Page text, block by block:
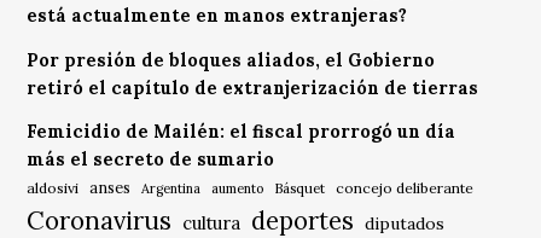
está actualmente en manos extranjeras?
Por presión de bloques aliados, el Gobierno
retiró el capítulo de extranjerización de tierras
Femicidio de Mailén: el fiscal prorrogó un día
más el secreto de sumario
aldosivi anses Argentina aumento Básquet concejo deliberante
Coronavirus cultura deportes diputados